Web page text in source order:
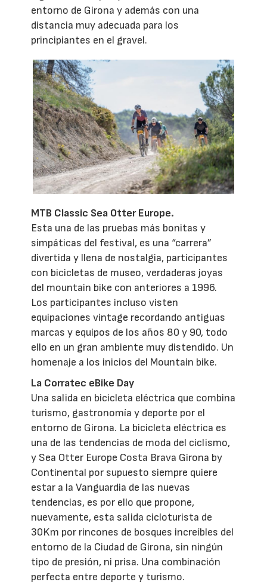
entorno de Girona y además con una
distancia muy adecuada para los
principiantes en el gravel.
MTB Classic Sea Otter Europe.
Esta una de las pruebas más bonitas y
simpáticas del festival, es una “carrera”
divertida y llena de nostalgia, participantes
con bicicletas de museo, verdaderas joyas
del mountain bike con anteriores a 1996.
Los participantes incluso visten
equipaciones vintage recordando antiguas
marcas y equipos de los años 80 y 90, todo
ello en un gran ambiente muy distendido. Un
homenaje a los inicios del Mountain bike.
La Corratec eBike Day
Una salida en bicicleta eléctrica que combina
turismo, gastronomía y deporte por el
entorno de Girona. La bicicleta eléctrica es
una de las tendencias de moda del ciclismo,
y Sea Otter Europe Costa Brava Girona by
Continental por supuesto siempre quiere
estar a la Vanguardia de las nuevas
tendencias, es por ello que propone,
nuevamente, esta salida cicloturista de
30Km por rincones de bosques increíbles del
entorno de la Ciudad de Girona, sin ningún
tipo de presión, ni prisa. Una combinación
perfecta entre deporte y turismo.